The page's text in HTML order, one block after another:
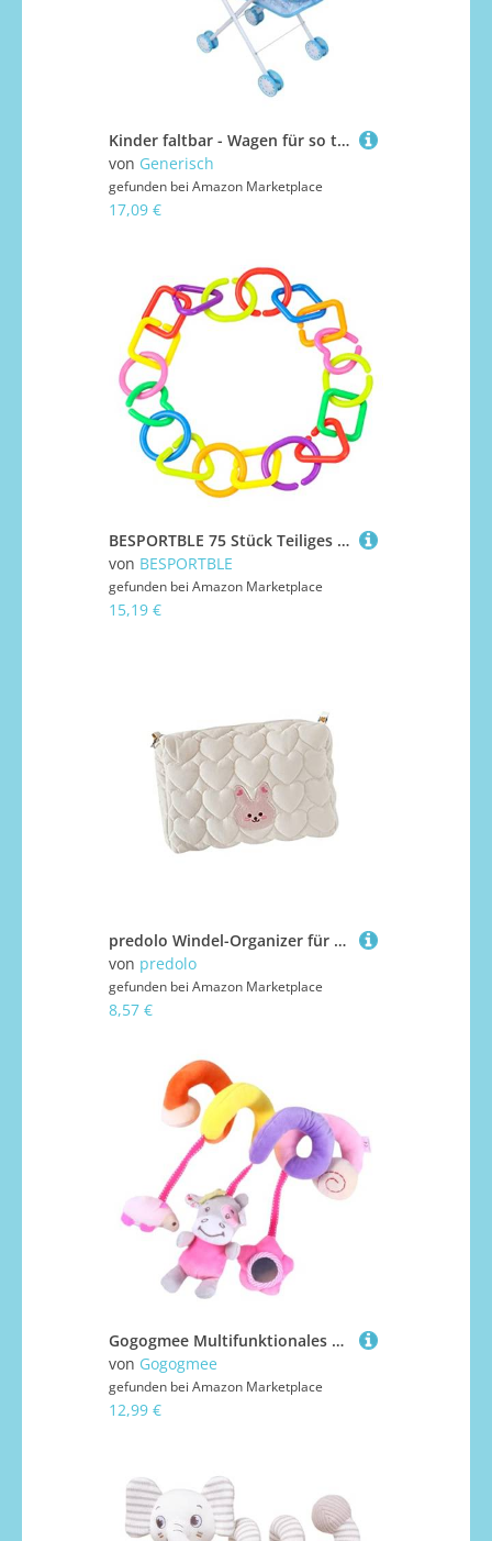
Kinder faltbar - Wagen für so tun | PP Metal Stoff mit leichtem Kinderwagen -Design, unterhaltsamer Spielzeugwagen für Mädchen Home Outdoor -Geburtstagsaktivitäten, Spiele Travel School Party
von Generisch
gefunden bei Amazon Marketplace
17,09 €
BESPORTBLE 75 Stück Teiliges Kettenspielzeug aus Freiem Material Bunte Geometrische Greifringe für Kleinkinder Vielseitig als Kinderwagen und Hochstuhlspielzeug Fördert Sensorische
von BESPORTBLE
gefunden bei Amazon Marketplace
15,19 €
predolo Windel-Organizer für Kinderwagen, süße, leichte, kleine Wickeltasche, tragbare Handtasche, Mumientasche zum Einkaufen, Zuhause, Reisetücher, Hase
von predolo
gefunden bei Amazon Marketplace
8,57 €
Gogogmee Multifunktionales Spiralfahrzeugsitz mit Klingel Weiches Plüschmaterial Farbenfrohes Design zum Aufhängen an Babybett Kinderwagen und Autositz Fördert Entdeckungslust und
von Gogogmee
gefunden bei Amazon Marketplace
12,99 €